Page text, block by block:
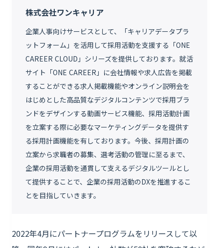
株式会社ワンキャリア
企業人事向けサービスとして、「キャリアデータプラ
ットフォーム」を活用して採用活動を支援する「ONE
CAREER CLOUD」シリーズを提供しております。就活
サイト「ONE CAREER」に会社情報や求人広告を掲載
することができる求人掲載機能やオンライン説明会を
はじめとした高品質なデジタルコンテンツで採用ブラ
ンドをデザインする動画サービス機能、採用活動計画
を立案する際に必要なマーケティングデータを提供す
る採用計画機能を有しております。今後、採用計画の
立案から求職者の募集、選考活動の管理に至るまで、
企業の採用活動を通貫して支えるデジタルツールとし
て提供することで、企業の採用活動のDXを推進するこ
とを目指していきます。
2022年4月にパートナープログラムをリリースして以